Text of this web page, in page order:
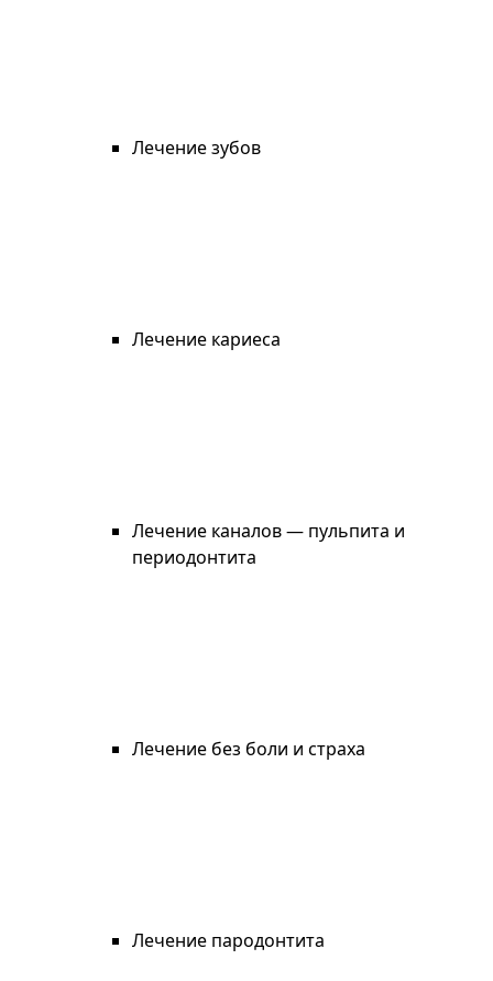
Лечение зубов
Лечение кариеса
Лечение каналов — пульпита и
периодонтита
Лечение без боли и страха
Лечение пародонтита